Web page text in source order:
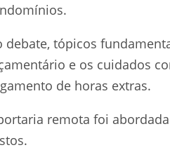
debate, tópicos
e os cuidados
de horas extras.
remota foi